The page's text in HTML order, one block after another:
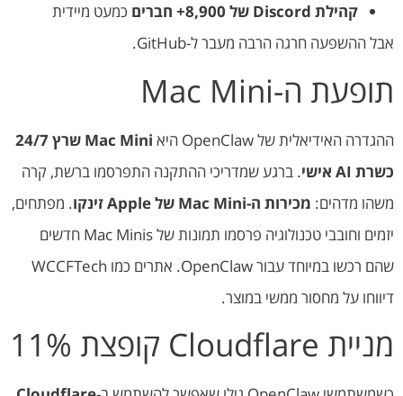
קהילת Discord של 8,900+ חברים
כמעט מיידית
אבל ההשפעה חרגה הרבה מעבר ל-GitHub.
תופעת ה-Mac Mini
ההגדרה האידיאלית של OpenClaw היא
Mac Mini שרץ 24/7
כשרת AI אישי
. ברגע שמדריכי ההתקנה התפרסמו ברשת, קרה
משהו מדהים: מכירות ה-Mac Mini של Apple זינקו
. מפתחים,
יזמים וחובבי טכנולוגיה פרסמו תמונות של Mac Minis חדשים
שהם רכשו במיוחד עבור OpenClaw. אתרים כמו WCCFTech
דיווחו על מחסור ממשי במוצר.
מניית Cloudflare קופצת 11%